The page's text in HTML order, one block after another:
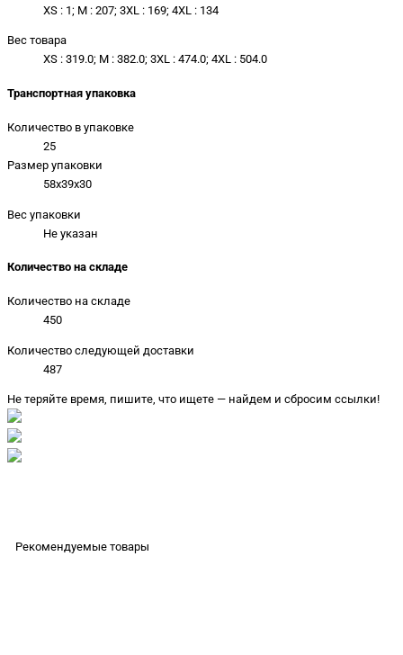
XS : 1; M : 207; 3XL : 169; 4XL : 134
Вес товара
XS : 319.0; M : 382.0; 3XL : 474.0; 4XL : 504.0
Транспортная упаковка
Количество в упаковке
25
Размер упаковки
58x39x30
Вес упаковки
Не указан
Количество на складе
Количество на складе
450
Количество следующей доставки
487
Не теряйте время, пишите, что ищете — найдем и сбросим ссылки!
Рекомендуемые товары